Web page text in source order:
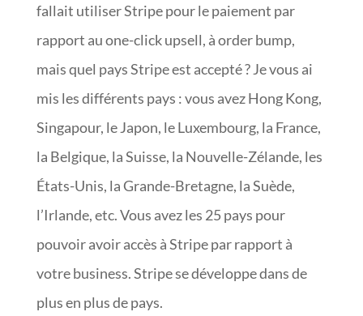
fallait utiliser Stripe pour le paiement par
rapport au one-click upsell, à order bump,
mais quel pays Stripe est accepté ? Je vous ai
mis les différents pays : vous avez Hong Kong,
Singapour, le Japon, le Luxembourg, la France,
la Belgique, la Suisse, la Nouvelle-Zélande, les
États-Unis, la Grande-Bretagne, la Suède,
l’Irlande, etc. Vous avez les 25 pays pour
pouvoir avoir accès à Stripe par rapport à
votre business. Stripe se développe dans de
plus en plus de pays.